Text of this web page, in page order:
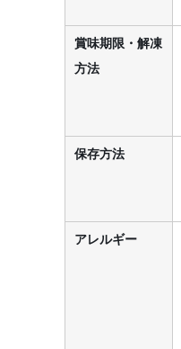
賞味期限・解凍
方法
保存方法
アレルギー